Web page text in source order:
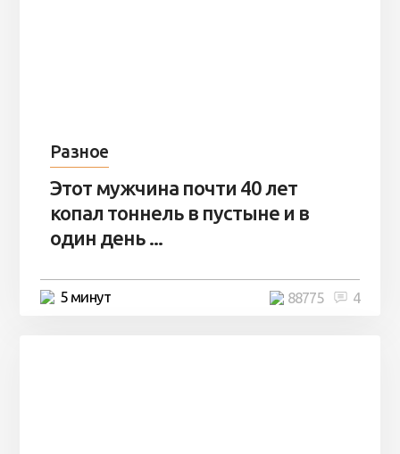
Разное
Этот мужчина почти 40 лет
копал тоннель в пустыне и в
один день ...
5 минут 4
88775